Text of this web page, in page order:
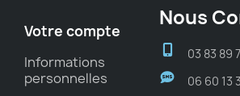
Votre compte
Informations
personnelles
Nous
03 83 89
06 60 13